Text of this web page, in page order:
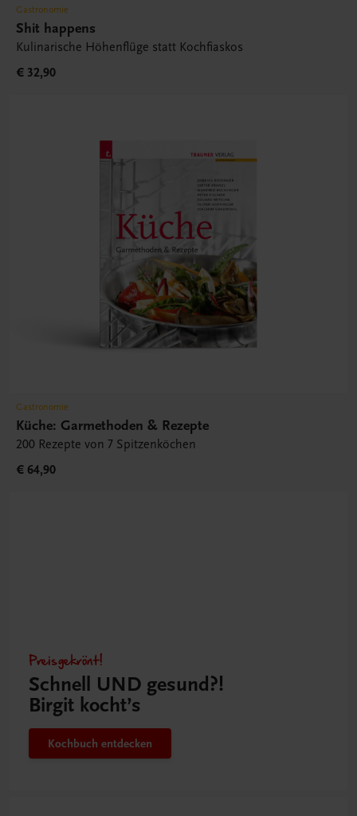
Gastronomie
Shit happens
Kulinarische Höhenflüge statt Kochfiaskos
€ 32,90
Gastronomie
Küche: Garmethoden & Rezepte
200 Rezepte von 7 Spitzenköchen
€ 64,90
Preisgekrönt!
Schnell UND gesund?!
Birgit kocht’s
Kochbuch entdecken